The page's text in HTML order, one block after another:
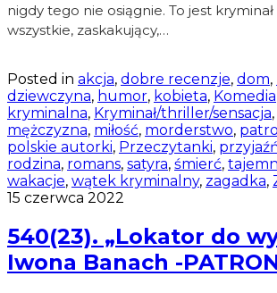
nigdy tego nie osiągnie. To jest kryminał
wszystkie, zaskakujący,…
Posted in akcja, dobre recenzje, dom,
dziewczyna, humor, kobieta, Komedia
kryminalna, Kryminał/thriller/sensacja,
mężczyzna, miłość, morderstwo,
polskie autorki, Przeczytanki,
rodzina, romans, satyra, śmierć,
wakacje, wątek kryminalny, zagadka,
15 czerwca 2022
540(23). „Lokator do
Iwona Banach -